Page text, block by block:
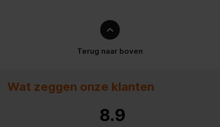
Terug naar boven
Wat zeggen onze klanten
8.9